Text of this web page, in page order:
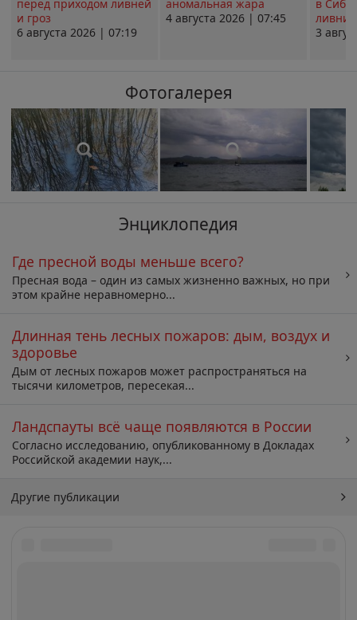
перед приходом ливней
и гроз
6 августа 2026 | 07:19
аномальная жара
4 августа 2026 | 07:45
в
ливни
3
Фотогалерея
Энциклопедия
Где пресной воды меньше всего?
Пресная вода – один из самых жизненно важных, но при
этом крайне неравномерно...
Длинная тень лесных пожаров: дым, воздух и
здоровье
Дым от лесных пожаров может распространяться на
тысячи километров, пересекая...
Ландспауты всё чаще появляются в России
Согласно исследованию, опубликованному в Докладах
Российской академии наук,...
Другие публикации